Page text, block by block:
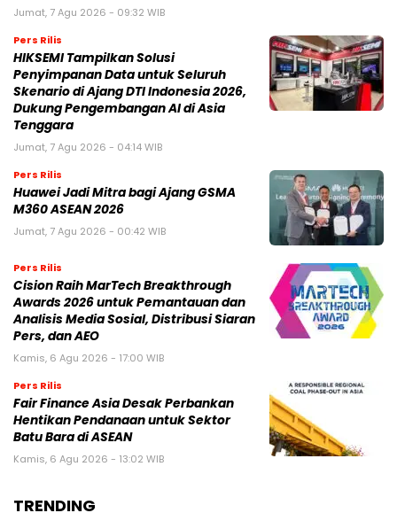
Jumat, 7 Agu 2026 - 09:32 WIB
Pers Rilis
HIKSEMI Tampilkan Solusi
Penyimpanan Data untuk Seluruh
Skenario di Ajang DTI Indonesia 2026,
Dukung Pengembangan AI di Asia
Tenggara
Jumat, 7 Agu 2026 - 04:14 WIB
Pers Rilis
Huawei Jadi Mitra bagi Ajang GSMA
M360 ASEAN 2026
Jumat, 7 Agu 2026 - 00:42 WIB
Pers Rilis
Cision Raih MarTech Breakthrough
Awards 2026 untuk Pemantauan dan
Analisis Media Sosial, Distribusi Siaran
Pers, dan AEO
Kamis, 6 Agu 2026 - 17:00 WIB
Pers Rilis
Fair Finance Asia Desak Perbankan
Hentikan Pendanaan untuk Sektor
Batu Bara di ASEAN
Kamis, 6 Agu 2026 - 13:02 WIB
TRENDING